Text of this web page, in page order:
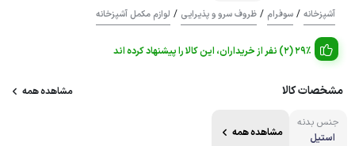
آشپزخانه / سوفرام / ظروف سرو و پذیرایی / لوازم مکمل آشپزخانه
29% (2) نفر از خریداران، این کالا را پیشنهاد کرده اند
مشخصات کالا مشاهده همه
جنس بدنه
استیل
مشاهده همه